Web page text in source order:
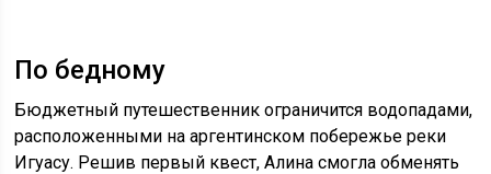
По бедному
Бюджетный путешественник ограничится водопадами,
расположенными на аргентинском побережье реки
Игуасу. Решив первый квест, Алина смогла обменять